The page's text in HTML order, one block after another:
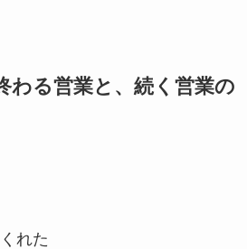
わる営業と、続く営業の
れた